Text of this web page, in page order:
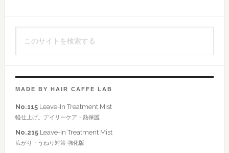
イ
バ
ー
ト
検
す
MADE BY HAIR CAFFE LAB
No.115Leave-In Treatment Mist
軽仕上げ。デイリーケア・熱保護
No.215Leave-In Treatment Mist
広がり・うねり対策 強化版